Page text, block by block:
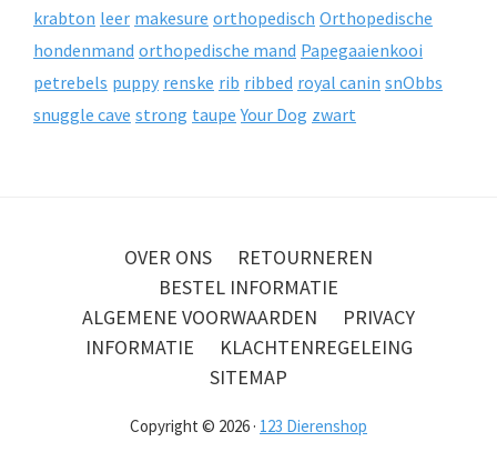
krabton leer makesure orthopedisch Orthopedische
hondenmand orthopedische mand Papegaaienkooi
petrebels puppy renske rib ribbed royal canin snObbs
snuggle cave strong taupe Your Dog zwart
OVER ONS
RETOURNEREN
BESTEL INFORMATIE
ALGEMENE VOORWAARDEN
PRIVACY
INFORMATIE
KLACHTENREGELEING
SITEMAP
Copyright © 2026 · 123 Dierenshop